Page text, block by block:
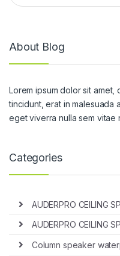
About Blog
Lorem ipsum dolor sit
tincidunt, erat in malesuada
eget viverra nulla sem vitae
Categories
AUDERPRO CEILING
AUDERPRO CEILING
Column speaker